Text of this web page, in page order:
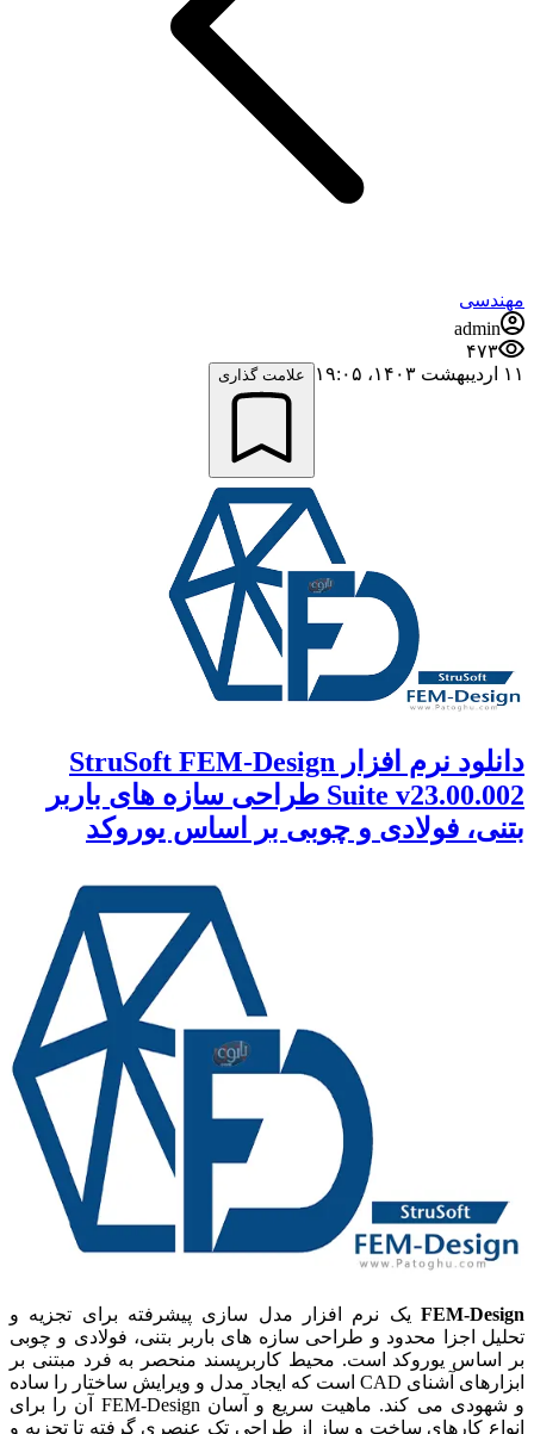
مهندسی
admin
۴۷۳
۱۱ اردیبهشت ۱۴۰۳،‏ ۱۹:۰۵
علامت گذاری
دانلود نرم افزار StruSoft FEM-Design
Suite v23.00.002 طراحی سازه های باربر
بتنی، فولادی و چوبی بر اساس یوروکد
FEM-Design یک نرم افزار مدل سازی پیشرفته برای تجزیه و
تحلیل اجزا محدود و طراحی سازه های باربر بتنی، فولادی و چوبی
بر اساس یوروکد است. محیط کاربرپسند منحصر به فرد مبتنی بر
ابزارهای آشنای CAD است که ایجاد مدل و ویرایش ساختار را ساده
و شهودی می کند. ماهیت سریع و آسان FEM-Design آن را برای
انواع کارهای ساخت و ساز از طراحی تک عنصری گرفته تا تجزیه و